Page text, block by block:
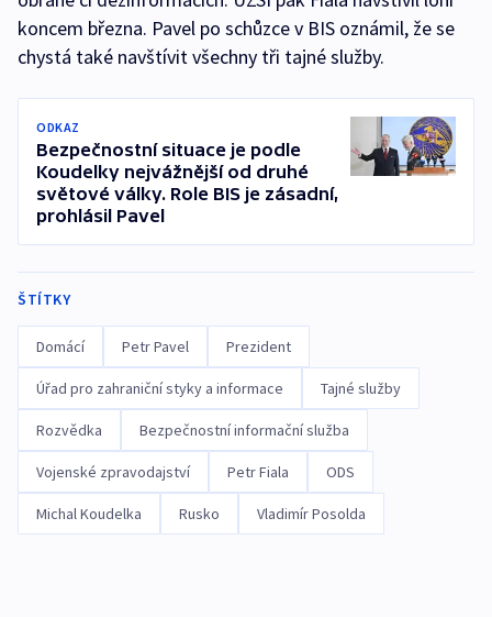
koncem března. Pavel po schůzce v BIS oznámil, že se
chystá také navštívit všechny tři tajné služby.
ODKAZ
Bezpečnostní situace je podle
Koudelky nejvážnější od druhé
světové války. Role BIS je zásadní,
prohlásil Pavel
ŠTÍTKY
Domácí Petr Pavel Prezident
Úřad pro zahraniční styky a informace Tajné služby
Rozvědka Bezpečnostní informační služba
Vojenské zpravodajství Petr Fiala ODS
Michal Koudelka Rusko Vladimír Posolda